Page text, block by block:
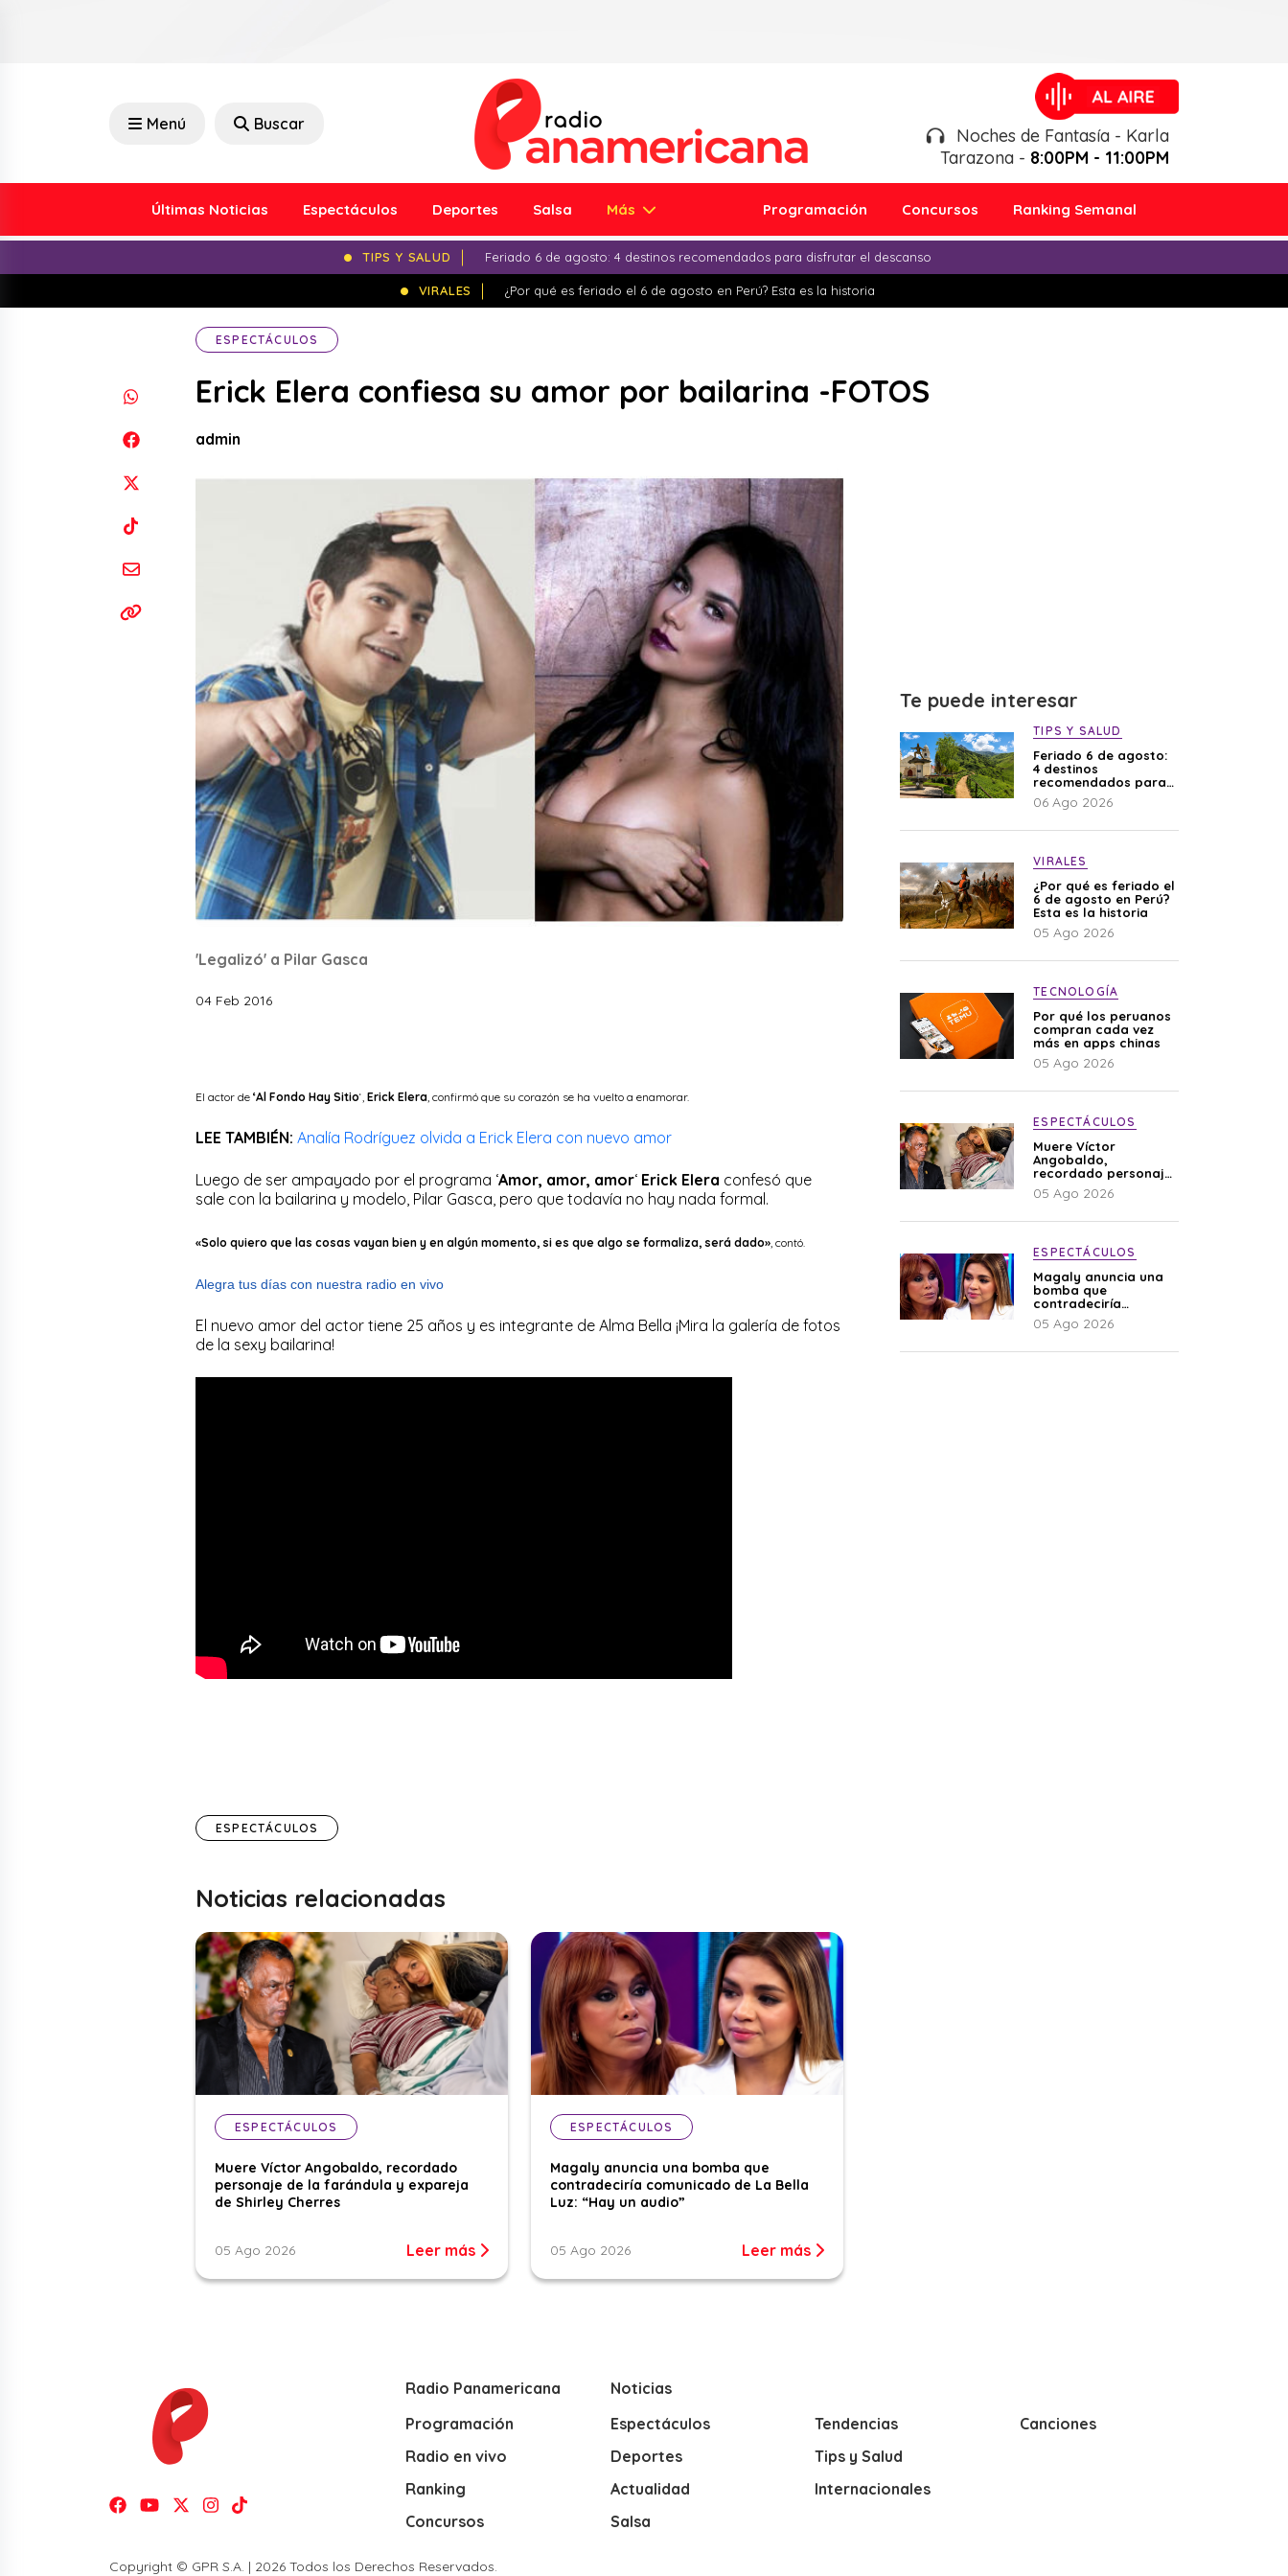
Menú Buscar
Noches de Fantasía - Karla
Tarazona - 8:00PM - 11:00PM
Últimas Noticias Espectáculos Deportes Salsa Más Programación Concursos Ranking Semanal
TIPS Y SALUD Feriado 6 de agosto: 4 destinos recomendados para disfrutar el descanso
VIRALES ¿Por qué es feriado el 6 de agosto en Perú? Esta es la historia
ESPECTÁCULOS
Erick Elera confiesa su amor por bailarina -FOTOS
admin
'Legalizó' a Pilar Gasca
04 Feb 2016
El actor de ‘Al Fondo Hay Sitio‘, Erick Elera , confirmó que su corazón se ha vuelto a enamorar.
LEE TAMBIÉN: Analía Rodríguez olvida a Erick Elera con nuevo amor
Luego de ser ampayado por el programa ‘Amor, amor, amor‘ Erick Elera confesó que
sale con la bailarina y modelo, Pilar Gasca, pero que todavía no hay nada formal.
«Solo quiero que las cosas vayan bien y en algún momento, si es que algo se formaliza, será dado» , contó.
Alegra tus días con nuestra radio en vivo
El nuevo amor del actor tiene 25 años y es integrante de Alma Bella ¡Mira la galería de fotos
de la sexy bailarina!
ESPECTÁCULOS
Noticias relacionadas
ESPECTÁCULOS
Muere Víctor Angobaldo, recordado
personaje de la farándula y expareja
de Shirley Cherres
05 Ago 2026 Leer más
ESPECTÁCULOS
Magaly anuncia una bomba que
contradeciría comunicado de La Bella
Luz: “Hay un audio”
05 Ago 2026 Leer más
Te puede interesar
TIPS Y SALUD
Feriado 6 de agosto:
4 destinos
recomendados para
disfrutar el descanso
06 Ago 2026
VIRALES
¿Por qué es feriado el
6 de agosto en Perú?
Esta es la historia
05 Ago 2026
TECNOLOGÍA
Por qué los peruanos
compran cada vez
más en apps chinas
05 Ago 2026
ESPECTÁCULOS
Muere Víctor
Angobaldo,
recordado personaje
de la farándula y
expareja de Shirley
05 Ago 2026
ESPECTÁCULOS
Magaly anuncia una
bomba que
contradeciría
comunicado de La
Bella Luz: “Hay un
05 Ago 2026
Radio Panamericana
Programación
Radio en vivo
Ranking
Concursos
Noticias
Espectáculos
Deportes
Actualidad
Salsa
Tendencias
Tips y Salud
Internacionales
Canciones
Copyright © GPR S.A. | 2026 Todos los Derechos Reservados.